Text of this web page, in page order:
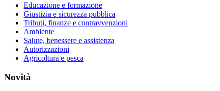
Educazione e formazione
Giustizia e sicurezza pubblica
Tributi, finanze e contravvenzioni
Ambiente
Salute, benessere e assistenza
Autorizzazioni
Agricoltura e pesca
Novità